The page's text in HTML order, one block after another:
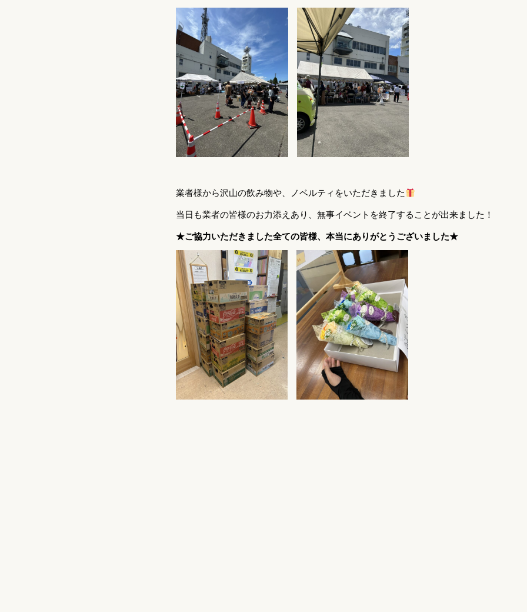
業者様から沢山の飲み物や、ノベルティをいただきました
当日も業者の皆様のお力添えあり、無事イベントを終了することが出来ました！
★ご協力いただきました全ての皆様、本当にありがとうございました★